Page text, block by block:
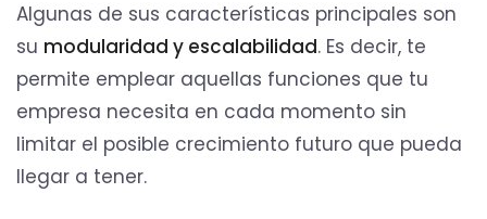
Algunas de sus características principales son
su modularidad y escalabilidad. Es decir, te
permite emplear aquellas funciones que tu
empresa necesita en cada momento sin
limitar el posible crecimiento futuro que pueda
llegar a tener.